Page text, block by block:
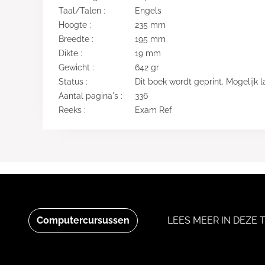
Taal/Talen :
Engels
Hoogte :
235 mm
Breedte :
195 mm
Dikte :
19 mm
Gewicht :
642 gr
Status :
Dit boek wordt geprint. Mogelijk
Aantal pagina's :
336
Reeks :
Exam Ref
Computercursussen LEES MEER IN DEZE